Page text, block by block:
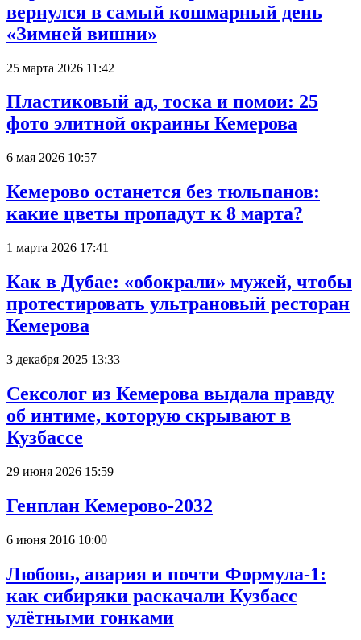
вернулся в самый кошмарный день
«Зимней вишни»
25 марта 2026 11:42
Пластиковый ад, тоска и помои: 25
фото элитной окраины Кемерова
6 мая 2026 10:57
Кемерово останется без тюльпанов:
какие цветы пропадут к 8 марта?
1 марта 2026 17:41
Как в Дубае: «обокрали» мужей, чтобы
протестировать ультрановый ресторан
Кемерова
3 декабря 2025 13:33
Сексолог из Кемерова выдала правду
об интиме, которую скрывают в
Кузбассе
29 июня 2026 15:59
Генплан Кемерово-2032
6 июня 2016 10:00
Любовь, авария и почти Формула-1:
как сибиряки раскачали Кузбасс
улётными гонками